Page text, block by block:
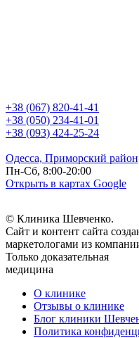
+38 (067) 820-41-41
+38 (050) 234-41-01
+38 (093) 424-25-24
Одесса, Приморский
Пн-Сб, 8:00-20:00
Открыть в картах Google
© Клиника Шевченко.
Сайт и контент сайта
маркетологами из
Только доказательная
медицина
О клинике
Отзывы о клинике
Блог клиники
Политика